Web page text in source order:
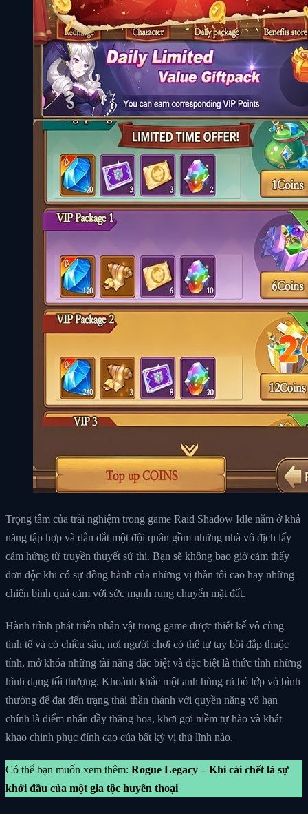
Trọng tâm của trải nghiệm trong game Raid Shadow Idle nằm ở khả
năng tập hợp và dẫn dắt một đội quân gồm những nhà vô địch lấy
cảm hứng từ truyền thuyết sử thi. Bạn sẽ không bao giờ cảm thấy
đơn độc khi có sự đồng hành của những vị thần tối cao hay những
chiến binh quả cảm với sức mạnh rung chuyển mặt đất.
Hành trình phát triển nhân vật trong game được thiết kế vô cùng
tinh tế và có chiều sâu, nơi người chơi có thể tự tay bồi đắp thuộc
tính, mở khóa những tài năng đặc biệt và đặc biệt là thức tỉnh những
hình dạng tối thượng. Khoảnh khắc một anh hùng rũ bỏ lớp vỏ bình
thường để đạt đến trạng thái thần thánh với quyền năng vô hạn
chính là điểm nhấn đầy thăng hoa, khơi gợi niềm tự hào và khát
khao chinh phục đỉnh cao của bất kỳ vị thủ lĩnh nào.
Có thể bạn muốn xem thêm: Rogue Legacy – Khi cái chết là sự
khởi đầu của một gia tộc huyền thoại